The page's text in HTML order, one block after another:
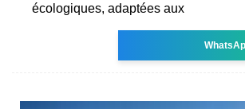
écologiques, adaptées aux